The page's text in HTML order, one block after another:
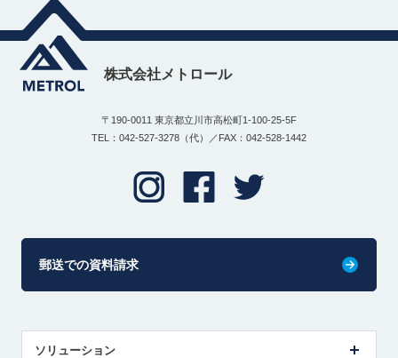
株式会社メトロール
〒190-0011 東京都立川市高松町1-100-25-5F
TEL：042-527-3278（代）／FAX：042-528-1442
郵送での資料請求
ソリューション